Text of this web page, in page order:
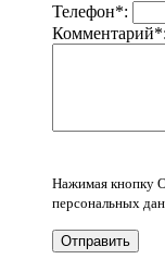
Телефон*:
Комментарий*:
Нажимая кнопку
персональных
Отправить